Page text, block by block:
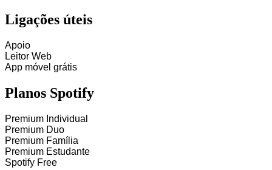
Ligações úteis
Apoio
Leitor Web
App móvel grátis
Planos Spotify
Premium Individual
Premium Duo
Premium Família
Premium Estudante
Spotify Free